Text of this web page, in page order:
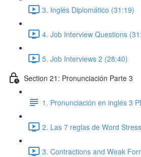
3. Inglés Diplomático (31:19)
4. Job Interview Questions
5. Job Interviews 2 (28:40)
Section 21: Pronunciación Parte 3
1. Pronunciación en inglés 3
2. Las 7 reglas de Word
3. Contractions and Weak